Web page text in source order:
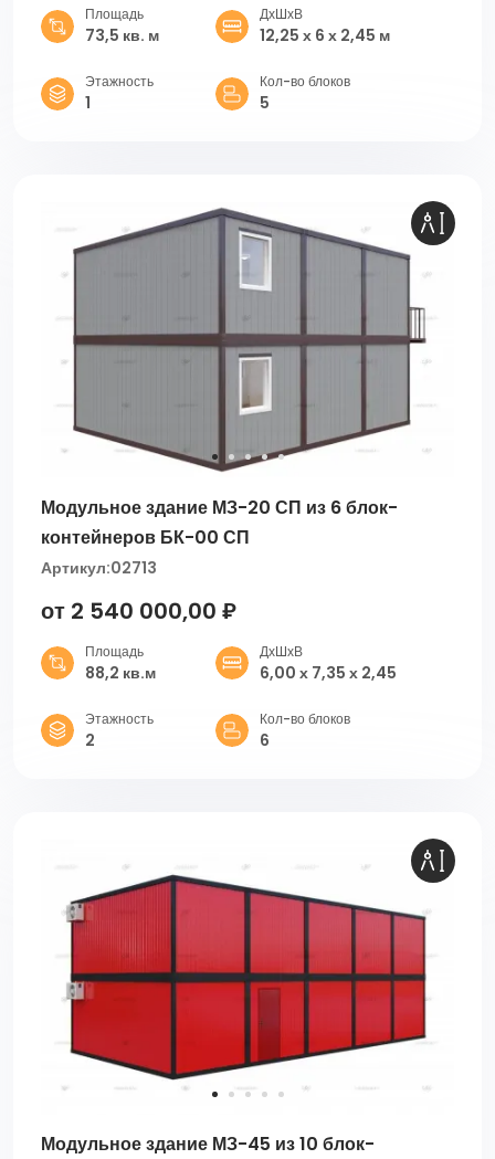
Площадь
73,5 кв. м
ДхШхВ
12,25 х 6 х 2,45 м
Этажность
1
Кол-во блоков
5
Модульное здание МЗ-20 СП из 6 блок-
контейнеров БК-00 СП
Артикул:02713
от 2 540 000,00 ₽
Площадь
88,2 кв.м
ДхШхВ
6,00 х 7,35 х 2,45
Этажность
2
Кол-во блоков
6
Модульное здание МЗ-45 из 10 блок-